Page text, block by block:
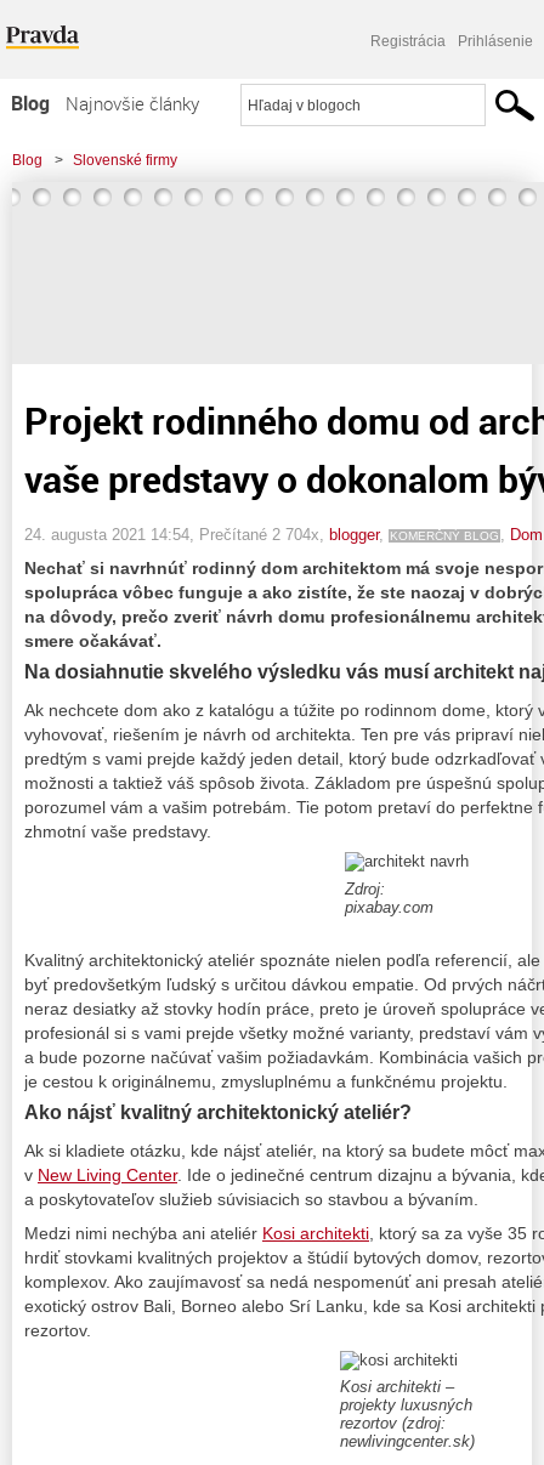
Registrácia Prihlásenie
Blog
Najnovšie články
Najčítanejšie články
Najkomentovanejšie články
Blog > Slovenské firmy
> Projekt rodinného domu od architekta naplní vaše predstavy o dokonalom
Projekt rodinného domu od
vaše predstavy o dokonalom
24. augusta 2021 14:54 , Prečítané 2 704x, blogger, KOMERČNÝ BLOG
Nechať si navrhnúť rodinný dom architektom má svoje
spolupráca vôbec funguje a ako zistíte, že ste naozaj v
na dôvody, prečo zveriť návrh domu profesionálnemu
smere očakávať.
Na dosiahnutie skvelého výsledku vás musí architekt
Ak nechcete dom ako z katalógu a túžite po rodinnom dome, ktorý
vyhovovať, riešením je návrh od architekta. Ten pre vás pripraví
predtým s vami prejde každý jeden detail, ktorý bude odzrkadľovať
možnosti a taktiež váš spôsob života. Základom pre úspešnú
porozumel vám a vašim potrebám. Tie potom pretaví do perfektne
zhmotní vaše predstavy.
Zdroj:
pixabay.com
Kvalitný architektonický ateliér spoznáte nielen podľa referencií,
byť predovšetkým ľudský s určitou dávkou empatie. Od prvých
neraz desiatky až stovky hodín práce, preto je úroveň spolupráce
profesionál si s vami prejde všetky možné varianty, predstaví vám
a bude pozorne načúvať vašim požiadavkám. Kombinácia vašich
je cestou k originálnemu, zmysluplnému a funkčnému projektu.
Ako nájsť kvalitný architektonický ateliér?
Ak si kladiete otázku, kde nájsť ateliér, na ktorý sa budete môcť
v New Living Center. Ide o jedinečné centrum dizajnu a bývania,
a poskytovateľov služieb súvisiacich so stavbou a bývaním.
Medzi nimi nechýba ani ateliér Kosi architekti , ktorý sa za vyše 35
hrdiť stovkami kvalitných projektov a štúdií bytových domov,
komplexov. Ako zaujímavosť sa nedá nespomenúť ani presah
exotický ostrov Bali, Borneo alebo Srí Lanku, kde sa Kosi
rezortov.
Kosi architekti –
projekty luxusných
rezortov (zdroj:
newlivingcenter.sk)